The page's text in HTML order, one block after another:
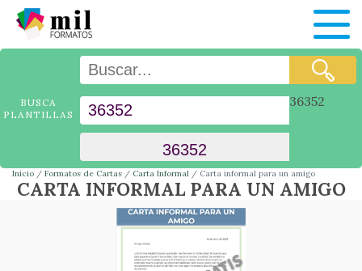
BUSCA
PLANTILLAS
36352
Inicio Formatos de Cartas Carta Informal Carta informal para un amigo
CARTA INFORMAL PARA UN AMIGO